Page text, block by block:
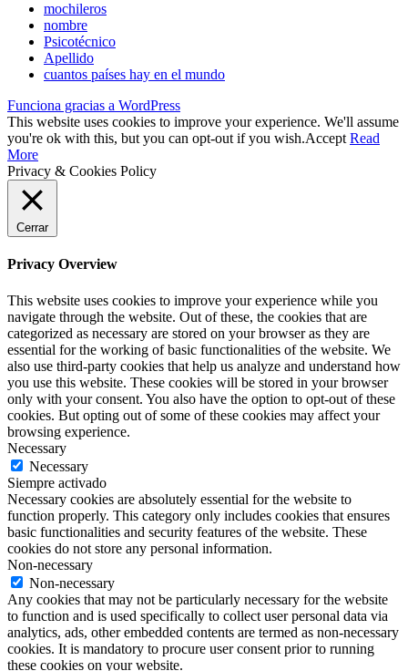
mochileros
nombre
Psicotécnico
Apellido
cuantos países hay en el mundo
Funciona gracias a WordPress
This website uses cookies to improve your experience. We'll assume
you're ok with this, but you can opt-out if you wish.Accept Read
More
Privacy & Cookies Policy
Cerrar
Privacy Overview
This website uses cookies to improve your experience while you
navigate through the website. Out of these, the cookies that are
categorized as necessary are stored on your browser as they are
essential for the working of basic functionalities of the website. We
also use third-party cookies that help us analyze and understand how
you use this website. These cookies will be stored in your browser
only with your consent. You also have the option to opt-out of these
cookies. But opting out of some of these cookies may affect your
browsing experience.
Necessary
Necessary
Siempre activado
Necessary cookies are absolutely essential for the website to
function properly. This category only includes cookies that ensures
basic functionalities and security features of the website. These
cookies do not store any personal information.
Non-necessary
Non-necessary
Any cookies that may not be particularly necessary for the website
to function and is used specifically to collect user personal data via
analytics, ads, other embedded contents are termed as non-necessary
cookies. It is mandatory to procure user consent prior to running
these cookies on your website.